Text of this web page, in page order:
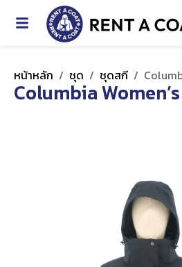
หน้าหลัก / ชุด / ชุดสกี /
Columbia